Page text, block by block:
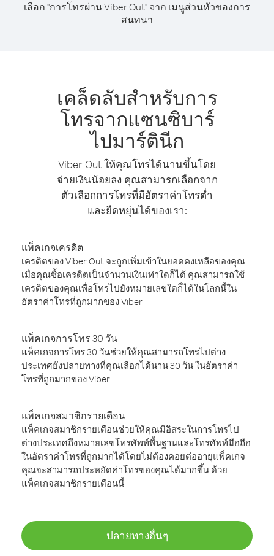
เลือก "การโทรผ่าน Viber Out" จาก เมนูส่วนหัวของการ
สนทนา
เคล็ดลับสำหรับการ
โทรจากแซนซิบาร์
ไปมาร์ตินีก
Viber Out ให้คุณโทรได้นานขึ้นโดย
จ่ายเงินน้อยลง คุณสามารถเลือกจาก
ตัวเลือกการโทรที่มีอัตราค่าโทรต่ำ
และยืดหยุ่นได้ของเรา:
แพ็คเกจเครดิต
เครดิตของ Viber Out จะถูกเพิ่มเข้าในยอดคงเหลือของคุณ
เมื่อคุณซื้อเครดิตเป็นจำนวนเงินเท่าใดก็ได้ คุณสามารถใช้
เครดิตของคุณเพื่อโทรไปยังหมายเลขใดก็ได้ในโลกนี้ใน
อัตราค่าโทรที่ถูกมากของ Viber
แพ็คเกจการโทร 30 วัน
แพ็คเกจการโทร 30 วันช่วยให้คุณสามารถโทรไปต่าง
ประเทศยังปลายทางที่คุณเลือกได้นาน 30 วัน ในอัตราค่า
โทรที่ถูกมากของ Viber
แพ็คเกจสมาชิกรายเดือน
แพ็คเกจสมาชิกรายเดือนช่วยให้คุณมีอิสระในการโทรไป
ต่างประเทศถึงหมายเลขโทรศัพท์พื้นฐานและโทรศัพท์มือถือ
ในอัตราค่าโทรที่ถูกมากได้โดยไม่ต้องคอยต่ออายุแพ็คเกจ
คุณจะสามารถประหยัดค่าโทรของคุณได้มากขึ้น ด้วย
แพ็คเกจสมาชิกรายเดือนนี้
ปลายทางอื่นๆ